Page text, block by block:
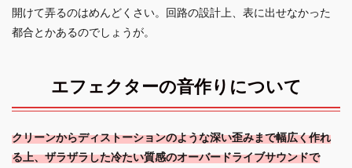
開けて弄るのはめんどくさい。回路の設計上、表に出せなかった
都合とかあるのでしょうが。
エフェクターの音作りについて
クリーンからディストーションのような深い歪みまで幅広く作れ
る上、ザラザラした冷たい質感のオーバードライブサウンドで